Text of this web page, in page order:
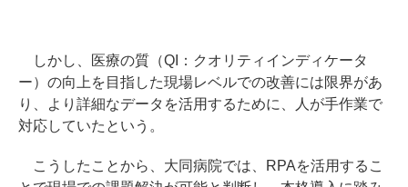
しかし、医療の質（QI：クオリティインディケータ
ー）の向上を目指した現場レベルでの改善には限界があ
り、より詳細なデータを活用するために、人が手作業で
対応していたという。
こうしたことから、大同病院では、RPAを活用するこ